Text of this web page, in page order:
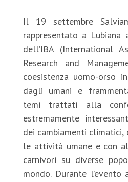
Il 19 settembre
rappresentato a Lubiana
dell’IBA (International
Research and
coesistenza uomo-orso
dagli umani e
temi trattati alla
estremamente
dei cambiamenti
le attività umane e con
carnivori su diverse
mondo. Durante l’evento